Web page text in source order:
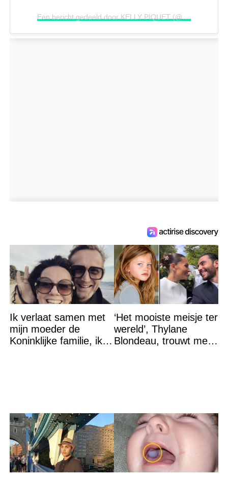
Een bericht gedeeld door KELLY PIQUET (@kellypiquet)
Ik verlaat samen met
mijn moeder de
Koninklijke familie, ik
‘Het mooiste meisje ter
wereld’, Thylane
Blondeau, trouwt met